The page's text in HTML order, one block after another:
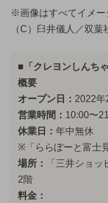
※画像はすべてイメー
（C）臼井儀人／双
■「クレヨンしんち
概要
オープン日： 2022年
営業時間： 10:00〜
休業日： 年中無休
※「ららぽーと富士
場所：
「三井ショ
2階
料金：